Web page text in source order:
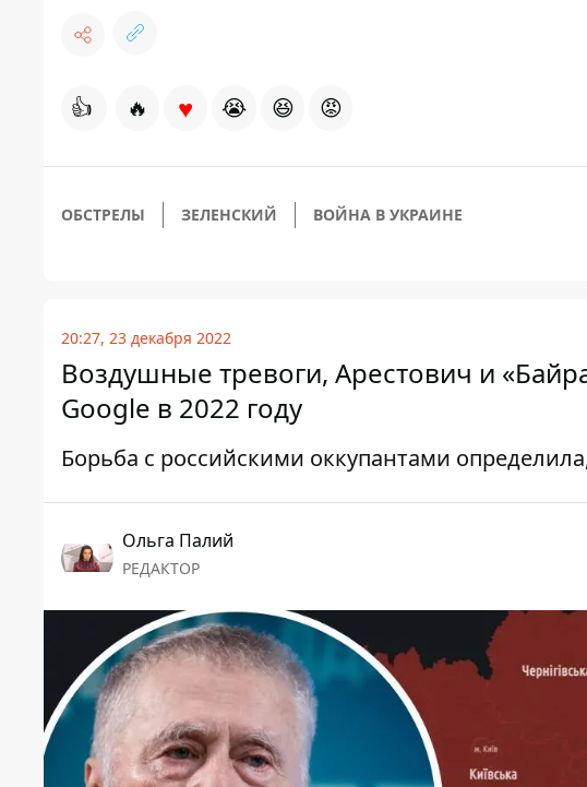
👍 🔥 ♥ 😭 😆 😡
ОБСТРЕЛЫ ЗЕЛЕНСКИЙ ВОЙНА В УКРАИНЕ
20:27, 23 декабря 2022
Воздушные тревоги, Арестович и
Google в 2022 году
Борьба с российскими оккупантами
Ольга Палий
РЕДАКТОР